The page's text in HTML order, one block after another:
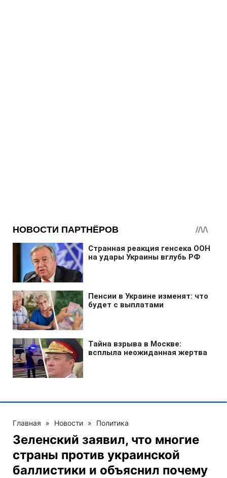
Главная » Новости » Политика
Зеленский заявил, что многие
страны против украинской
баллистики и объяснил почему